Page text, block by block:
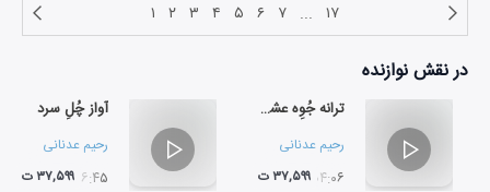
۱ ۲ ۳ ۴ ۵ ۶ ۷ ... ۱۷
در نقشنوازنده
ترانه جُوِه عشق (پیراهن عشق)
رحیم عدنانی
۰۴:۰۶ ۳۷,۵۹۹ ت
آواز چُلِ سرد
رحیم عدنانی
۰۶:۴۵ ۳۷,۵۹۹ ت